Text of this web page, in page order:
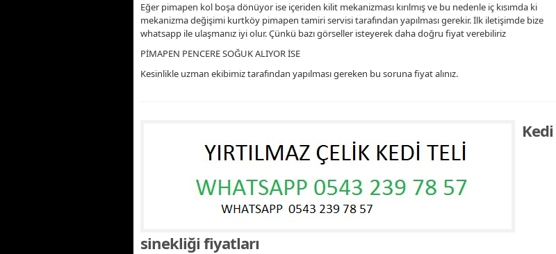
Eğer pimapen kol boşa dönüyor ise içeriden kilit mekanizması kırılmış ve bu nedenle iç kısımda ki
mekanizma değişimi kurtköy pimapen tamiri servisi tarafından yapılması gerekir. İlk iletişimde bize
whatsapp ile ulaşmanız iyi olur. Çünkü bazı görseller isteyerek daha doğru fiyat verebiliriz
PİMAPEN PENCERE SOĞUK ALIYOR İSE
Kesinlikle uzman ekibimiz tarafından yapılması gereken bu soruna fiyat alınız.
Kedi
sinekliği fiyatları